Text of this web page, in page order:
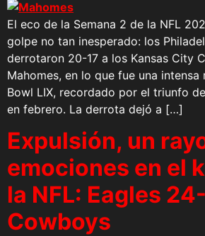
El eco de la Semana 2 de la NFL
golpe no tan inesperado: los
derrotaron 20-17 a los Kansas City
Mahomes, en lo que fue una intensa
Bowl LIX, recordado por el triunfo
en febrero. La derrota dejó a […]
Expulsión, un
emociones en el
la NFL: Eagles
Cowboys